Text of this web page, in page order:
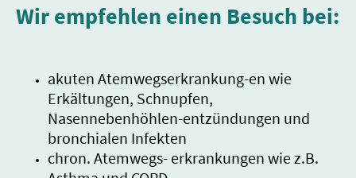
Wir empfehlen einen Besuch bei:
akuten Atemwegserkrankung-en wie
Erkältungen, Schnupfen,
Nasennebenhöhlen-entzündungen und
bronchialen Infekten
chron. Atemwegs- erkrankungen wie z.B.